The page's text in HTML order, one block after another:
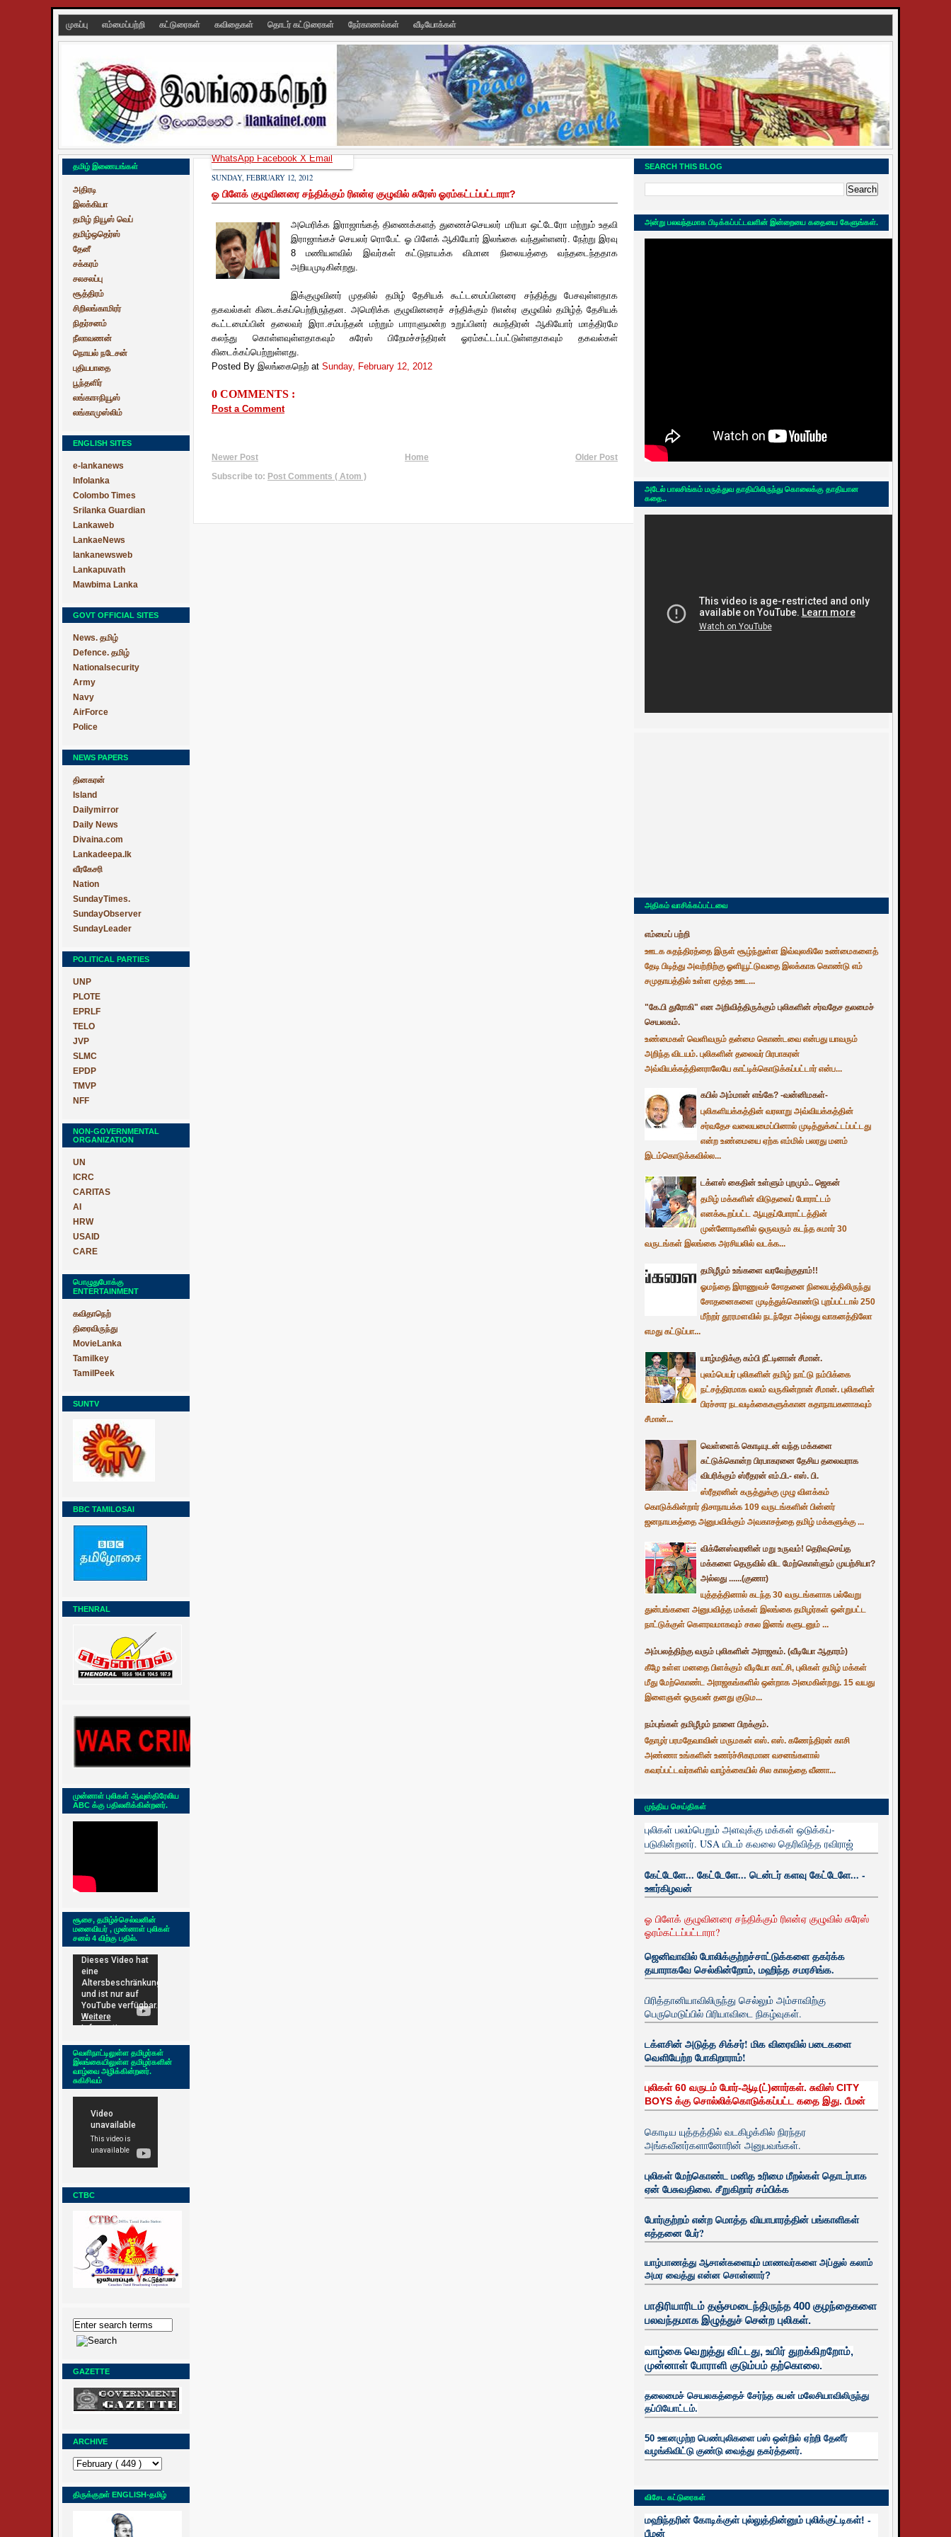
முகப்பு எம்மைப்பற்றி கட்டுரைகள் கவிதைகள் தொடர் கட்டுரைகள் நேர்காணல்கள் வீடியோக்கள்
தமிழ் இணையங்கள்
அதிரடி
இலக்கியா
தமிழ் நியூஸ் வெப்
தமிழ்ஒதெர்ஸ்
தேனீ
சக்கரம்
சலசலப்பு
சூத்திரம்
சிறிலங்காமிரர்
நிதர்சனம்
நீலாவணன்
நொயல் நடேசன்
புதியபாதை
பூந்தளிர்
லங்காஈநியூஸ்
லங்காமுஸ்லிம்
ENGLISH SITES
e-lankanews
Infolanka
Colombo Times
Srilanka Guardian
Lankaweb
LankaeNews
lankanewsweb
Lankapuvath
Mawbima Lanka
GOVT OFFICIAL SITES
News. தமிழ்
Defence. தமிழ்
Nationalsecurity
Army
Navy
AirForce
Police
NEWS PAPERS
தினகரன்
Island
Dailymirror
Daily News
Divaina.com
Lankadeepa.lk
வீரகேசரி
Nation
SundayTimes.
SundayObserver
SundayLeader
POLITICAL PARTIES
UNP
PLOTE
EPRLF
TELO
JVP
SLMC
EPDP
TMVP
NFF
NON-GOVERNMENTAL
ORGANIZATION
UN
ICRC
CARITAS
AI
HRW
USAID
CARE
பொழுதுபோக்கு
ENTERTAINMENT
கவிதாநெற்
திரைவிருந்து
MovieLanka
Tamilkey
TamilPeek
SUNTV
BBC TAMILOSAI
THENRAL
முன்னாள் புலிகள் ஆவுஸ்திரேலிய
ABC க்கு பதிலளிக்கின்றனர்.
சூசை, தமிழ்ச்செல்வனின்
மனைவியர் , முன்னாள் புலிகள்
சனல் 4 விற்கு பதில்.
வெளிநாட்டிலுள்ள தமிழர்கள்
இலங்கையிலுள்ள தமிழர்களின்
வாழ்வை அழிக்கின்றனர்.
சுகிசிவம்
CTBC
GAZETTE
ARCHIVE
திருக்குறள் ENGLISH-தமிழ்
SUNDAY, FEBRUARY 12, 2012
ஓ பிளேக் குழுவினரை சந்திக்கும் ரிஎன்ஏ குழுவில் சுரேஸ் ஓரம்கட்டப்பட்டாரா?
அமெரிக்க இராஜாங்கத் திணைக்களத் துணைச்செயலர் மரியா ஒட்டேரோ மற்றும் உதவி
இராஜாங்கச் செயலர் ரொபேட் ஓ பிளேக் ஆகியோர் இலங்கை வந்துள்ளனர். நேற்று இரவு
8 மணியளவில் இவர்கள் கட்டுநாயக்க விமான நிலையத்தை வந்தடைந்ததாக
அறியமுடிகின்றது.
இக்குழுவினர் முதலில் தமிழ் தேசியக் கூட்டமைப்பினரை சந்தித்து பேசவுள்ளதாக
தகவல்கள் கிடைக்கப்பெற்றிருந்தன. அமெரிக்க குழுவினரைச் சந்திக்கும் ரிஎன்ஏ குழுவில் தமிழ்த் தேசியக்
கூட்டமைப்பின் தலைவர் இரா.சம்பந்தன் மற்றும் பாராளுமன்ற உறுப்பினர் சுமந்திரன் ஆகியோர் மாத்திரமே
கலந்து கொள்ளவுள்ளதாகவும் சுரேஸ் பிறேமச்சந்திரன் ஓரம்கட்டப்பட்டுள்ளதாகவும் தகவல்கள்
கிடைக்கப்பெற்றுள்ளது.
Posted By இலங்கைநெற் at Sunday, February 12, 2012
0 COMMENTS :
Post a Comment
Newer Post Older Post
Home
Subscribe to: Post Comments ( Atom )
WhatsAppFacebookXEmail
SEARCH THIS BLOG
அன்று பலவந்தமாக பிடிக்கப்பட்டவளின் இன்றையை கதையை கேளுங்கள்.
அடேல் பாலசிங்கம் மருத்துவ தாதியிலிருந்து கொலைக்கு தாதியான
கதை..
அதிகம் வாசிக்கப்பட்டவை
எம்மைப் பற்றி
ஊடக சுதந்திரத்தை இருள் சூழ்ந்துள்ள இவ்வுலகிலே உண்மைகளைத்
தேடி பிடித்து அவற்றிற்கு ஓளியூட்டுவதை இலக்காக கொண்டு எம்
சமுதாயத்தில் உள்ள மூத்த ஊட...
"கே.பி துரோகி" என அறிவித்திருக்கும் புலிகளின் சர்வதேச தலமைச்
செயலகம்.
உண்மைகள் வெளிவரும் தன்மை கொண்டவை என்பது யாவரும்
அறிந்த விடயம். புலிகளின் தலைவர் பிரபாகரன்
அவ்வியக்கத்தினராலேயே காட்டிக்கொடுக்கப்பட்டார் என்ப...
கபில் அம்மான் எங்கே? -வன்னிமகள்-
புலிகளியக்கத்தின் வரலாறு அவ்வியக்கத்தின்
சர்வதேச வலையமைப்பினால் முடித்துக்கட்டப்பட்டது
என்ற உண்மையை ஏற்க எம்மில் பலரது மனம்
இடம்கொடுக்கவில்ல...
டக்ளஸ் கைதின் உள்ளும் புறமும்.. ஜெகன்
தமிழ் மக்களின் விடுதலைப் போராட்டம்
எனக்கூறப்பட்ட ஆயுதப்போராட்டத்தின்
முன்னோடிகளில் ஒருவரும் கடந்த சுமார் 30
வருடங்கள் இலங்கை அரசியலில் வடக்க...
தமிழீழம் உங்களை வரவேற்குதாம்!!
ஓமந்தை இராணுவச் சோதனை நிலையத்திலிருந்து
சோதனைகளை முடித்துக்கொண்டு புறப்பட்டால் 250
மீற்றர் தூரமளவில் நடந்தோ அல்லது வாகனத்திலோ
எமது கட்டுப்பா...
யாழ்மதிக்கு கம்பி நீட்டினான் சீமான்.
புலம்பெயர் புலிகளின் தமிழ் நாட்டு நம்பிக்கை
நட்சத்திரமாக வலம் வருகின்றான் சீமான். புலிகளின்
பிரச்சார நடவடிக்கைகளுக்கான கதாநாயகனாகவும்
சீமான்...
வெள்ளைக் கொடியுடன் வந்த மக்களை
சுட்டுக்கொன்ற பிரபாகரனை தேசிய தலைவராக
விபரிக்கும் ஸ்ரீதரன் எம்.பி.- எஸ். பி.
ஸ்ரீதரனின் கருத்துக்கு முழு விளக்கம்
கொடுக்கின்றார் திசாநாயக்க 109 வருடங்களின் பின்னர்
ஜனநாயகத்தை அனுபவிக்கும் அவகாசத்தை தமிழ் மக்களுக்கு ...
விக்னேஸ்வரனின் மறு உருவம்! தெரிவுசெய்த
மக்களை தெருவில் விட மேற்கொள்ளும் முயற்சியா?
அல்லது ......(குணா)
யுத்தத்தினால் கடந்த 30 வருடங்களாக பல்வேறு
துன்பங்களை அனுபவித்த மக்கள் இலங்கை தமிழர்கள் ஒன்றுபட்ட
நாட்டுக்குள் கௌரவமாகவும் சகல இனங் களுடனும் ...
அம்பலத்திற்கு வரும் புலிகளின் அராஜகம். (வீடியோ ஆதாரம்)
கீழே உள்ள மனதை பிளக்கும் வீடியோ காட்சி, புலிகள் தமிழ் மக்கள்
மீது மேற்கொண்ட அராஜகங்களில் ஒன்றாக அமைகின்றது. 15 வயது
இளைஞன் ஒருவன் தனது குடும...
நம்புங்கள் தமிழீழம் நாளை பிறக்கும்.
தோழர் பரமதேவாவின் மருமகன் எஸ். எஸ். கணேந்திரன் காசி
அண்ணா உங்களின் உணர்ச்சிகரமான வசனங்களால்
கவரப்பட்டவர்களில் வாழ்க்கையில் சில காலத்தை வீணா...
முந்திய செய்திகள்
புலிகள் பலம்பெறும் அளவுக்கு மக்கள் ஒடுக்கப்-
படுகின்றனர். USA யிடம் கவலை தெரிவித்த ரவிராஜ்
கேட்டேளே... கேட்டேளே... டென்டர் களவு கேட்டேளே... -
ஊர்கிழவன்
ஓ பிளேக் குழுவினரை சந்திக்கும் ரிஎன்ஏ குழுவில் சுரேஸ்
ஓரம்கட்டப்பட்டாரா?
ஜெனிவாவில் போலிக்குற்றச்சாட்டுக்களை தகர்க்க
தயாராகவே செல்கின்றோம், மஹிந்த சமரசிங்க.
பிரித்தானியாவிலிருந்து செல்லும் அம்சாவிற்கு
பெருமெடுப்பில் பிரியாவிடை நிகழ்வுகள்.
டக்ளசின் அடுத்த சிக்சர்! மிக விரைவில் படைகளை
வெளியேற்ற போகிறாராம்!
புலிகள் 60 வருடம் போர்-ஆடி(ட்)னார்கள். சுவிஸ் CITY
BOYS க்கு சொல்லிக்கொடுக்கப்பட்ட கதை இது. பீமன்
கொடிய யுத்தத்தில் வடகிழக்கில் நிரந்தர
அங்கவீனர்களானோரின் அனுபவங்கள்.
புலிகள் மேற்கொண்ட மனித உரிமை மீறல்கள் தொடர்பாக
ஏன் பேசுவதிலை. சீறுகிறார் சம்பிக்க
போர்குற்றம் என்ற மொத்த வியாபாரத்தின் பங்காளிகள்
எத்தனை பேர்?
யாழ்பாணத்து ஆசான்களையும் மாணவர்களை அப்துல் கலாம்
அமர வைத்து என்ன சொன்னார்?
பாதிரியாரிடம் தஞ்சமடைந்திருந்த 400 குழந்தைகளை
பலவந்தமாக இழுத்துச் சென்ற புலிகள்.
வாழ்கை வெறுத்து விட்டது, உயிர் துறக்கிறறோம்,
முன்னாள் போராளி குடும்பம் தற்கொலை.
தலைமைச் செயலகத்தைச் சேர்ந்த சுபன் மலேசியாவிலிருந்து
தப்பியோட்டம்.
50 ஊனமுற்ற பெண்புலிகளை பஸ் ஒன்றில் ஏற்றி தேனீர்
வழங்கிவிட்டு குண்டு வைத்து தகர்த்தனர்.
விசேட கட்டுரைகள்
மஹிந்தரின் கோடிக்குள் புல்லுத்தின்னும் புலிக்குட்டிகள்! -
பீமன்